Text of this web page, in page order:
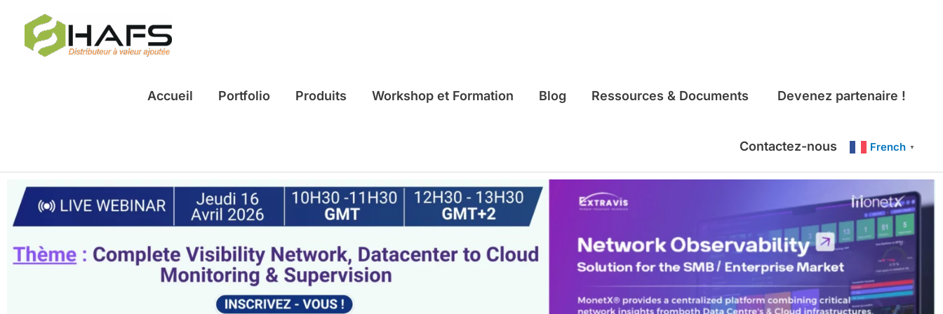
contenu
Accueil Portfolio Produits Workshop et Formation Blog Ressources & Documents Devenez partenaire !
Contactez-nous French ▼